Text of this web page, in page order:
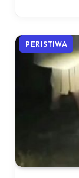
PERISTIWA